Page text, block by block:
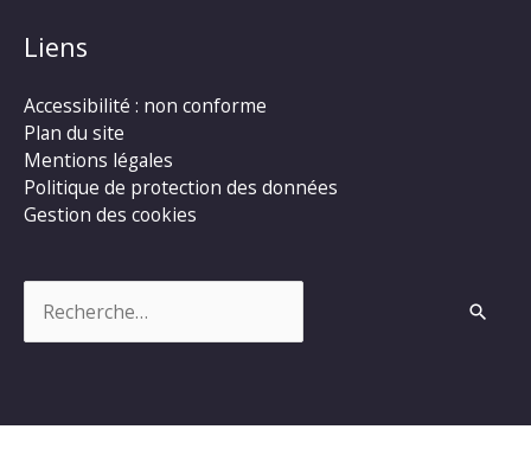
Liens
Accessibilité : non conforme
Plan du site
Mentions légales
Politique de protection des données
Gestion des cookies